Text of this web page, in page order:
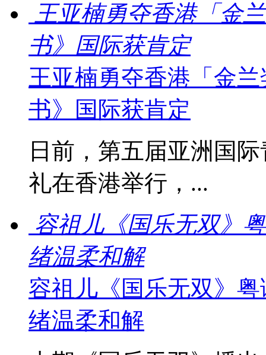
王亚楠勇夺香港「金
书》国际获肯定
王亚楠勇夺香港「金
书》国际获肯定
日前，第五届亚洲国
礼在香港举行，...
容祖儿《国乐无双》
绪温柔和解
容祖儿《国乐无双》
绪温柔和解